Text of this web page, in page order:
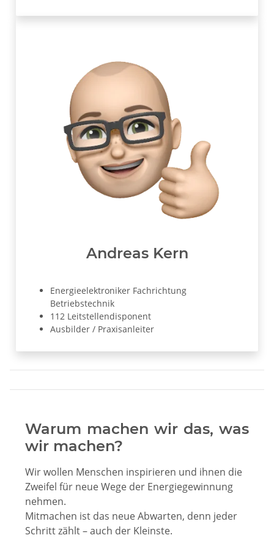
Andreas Kern
Energieelektroniker Fachrichtung
Betriebstechnik
112 Leitstellendisponent
Ausbilder / Praxisanleiter
Warum machen wir das, was
wir machen?
Wir wollen Menschen inspirieren und ihnen die
Zweifel für neue Wege der Energiegewinnung
nehmen.
Mitmachen ist das neue Abwarten, denn jeder
Schritt zählt – auch der Kleinste.